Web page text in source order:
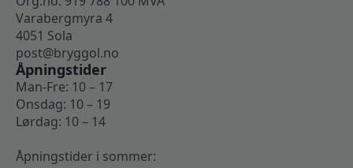
Varabergmyra 4
4051 Sola
post@bryggol.no
Åpningstider
Man-Fre: 10 – 17
Onsdag: 10 – 19
Lørdag: 10 – 14
Åpningstider i sommer: